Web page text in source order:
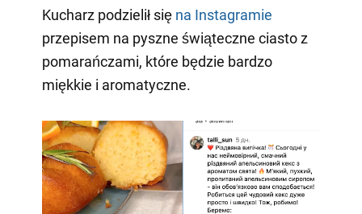
Kucharz podzielił się na Instagramie
przepisem na pyszne świąteczne ciasto z
pomarańczami, które będzie bardzo
miękkie i aromatyczne.